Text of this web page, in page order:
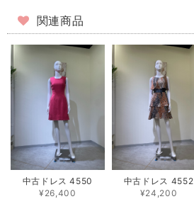
関連商品
中古ドレス 4550
¥26,400
中古ドレス 4552
¥24,200